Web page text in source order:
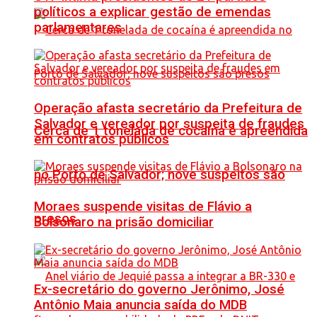
Cerca de 1 tonelada de cocaína é apreendida
no Porto de Salvador; nove suspeitos são
presos
políticos a explicar gestão de emendas
parlamentares
Operação afasta secretário da Prefeitura de
Salvador e vereador por suspeita de fraudes
em contratos públicos
Moraes suspende visitas de Flávio a
Bolsonaro na prisão domiciliar
Ex-secretário do governo Jerônimo, José
Antônio Maia anuncia saída do MDB